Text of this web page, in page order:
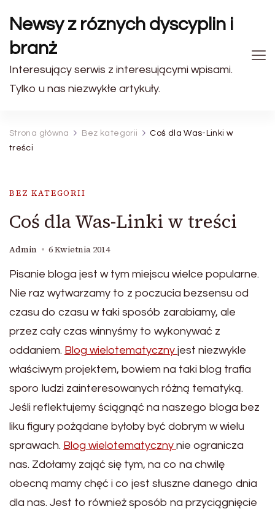
Newsy z róznych dyscyplin i
branż
Interesujący serwis z interesującymi wpisami.
Tylko u nas niezwykłe artykuły.
Strona główna Bez kategorii
Coś dla Was-Linki w
treści
BEZ KATEGORII
Coś dla Was-Linki w treści
Admin 6 Kwietnia 2014
Pisanie bloga jest w tym miejscu wielce popularne.
Nie raz wytwarzamy to z poczucia bezsensu od
czasu do czasu w taki sposób zarabiamy, ale
przez cały czas winnyśmy to wykonywać z
oddaniem. Blog wielotematyczny jest niezwykle
właściwym projektem, bowiem na taki blog trafia
sporo ludzi zainteresowanych różną tematyką.
Jeśli reflektujemy ściągnąć na naszego bloga bez
liku figury pożądane byłoby być dobrym w wielu
sprawach. Blog wielotematyczny nie ogranicza
nas. Zdołamy zająć się tym, na co na chwilę
obecną mamy chęć i co jest słuszne danego dnia
dla nas. Jest to również sposób na przyciągnięcie